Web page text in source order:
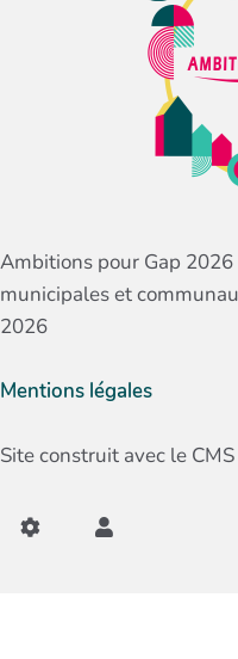
Ambitions pour Gap
municipales et
2026
Mentions légales
Site construit avec le